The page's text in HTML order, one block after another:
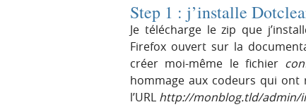
Step 1 : j’installe
Je télécharge le zip que
Firefox ouvert sur la
créer moi-même le fichier
hommage aux codeurs qui ont
l’URL http://monblog.tld/admin/